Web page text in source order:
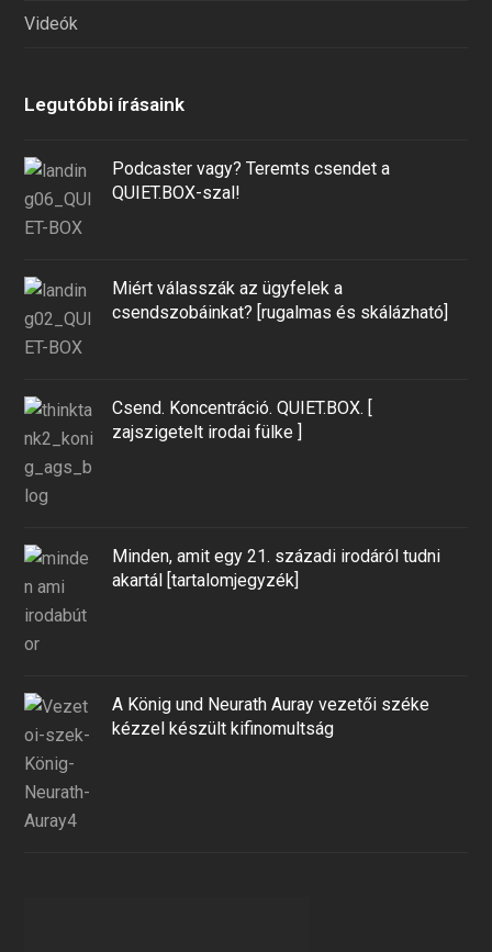
Videók
Legutóbbi írásaink
Podcaster vagy? Teremts csendet a
QUIET.BOX-szal!
Miért válasszák az ügyfelek a
csendszobáinkat? [rugalmas és skálázható]
Csend. Koncentráció. QUIET.BOX. [
zajszigetelt irodai fülke ]
Minden, amit egy 21. századi irodáról tudni
akartál [tartalomjegyzék]
A König und Neurath Auray vezetői széke
kézzel készült kifinomultság